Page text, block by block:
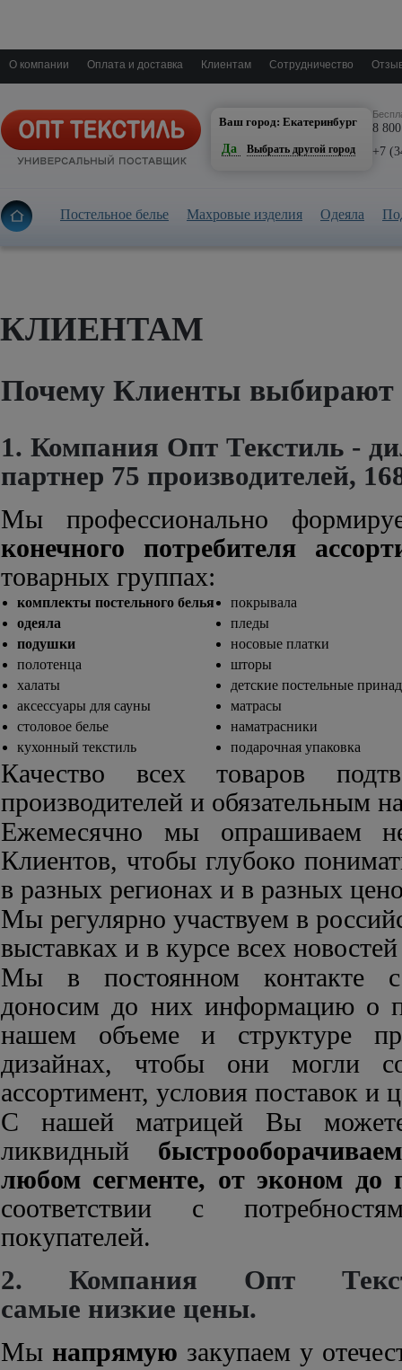
О компании Оплата и доставка Клиентам Сотрудничество
Ваш город: Екатеринбург
Да
Выбрать другой город
8
+7
Постельное белье Махровые изделия Одеяла
КЛИЕНТАМ
Почему Клиенты выбирают
1. Компания Опт Текстиль -
партнер 75 производителей,
Мы профессионально
конечного потребителя
товарных группах:
комплекты постельного белья
покрывала
одеяла
пледы
подушки
носовые платки
полотенца
шторы
халаты
детские постельные
аксессуары для сауны
матрасы
столовое белье
наматрасники
кухонный текстиль
подарочная упаковка
Качество всех товаров
производителей и обязательным
Ежемесячно мы опрашиваем
Клиентов, чтобы глубоко
в разных регионах и в разных
Мы регулярно участвуем в
выставках и в курсе всех
Мы в постоянном контакте с
доносим до них информацию о
нашем объеме и структуре
дизайнах, чтобы они могли
ассортимент, условия поставок и
С нашей матрицей Вы можете
ликвидный
любом сегменте, от эконом до
соответствии с
покупателей.
2. Компания Опт
самые низкие цены.
Мы напрямую закупаем у